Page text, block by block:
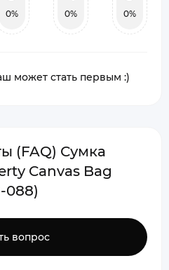
0% 0% 0%
может стать первым :)
(FAQ) Сумка
Canvas Bag
088)
вопрос